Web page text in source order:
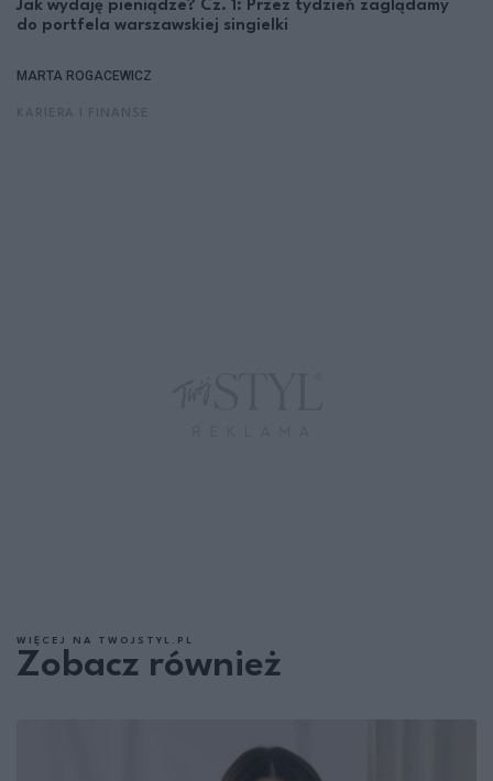
Jak wydaję pieniądze? Cz. 1: Przez tydzień zaglądamy
do portfela warszawskiej singielki
MARTA ROGACEWICZ
WIĘCEJ NA TWOJSTYL.PL
Zobacz również